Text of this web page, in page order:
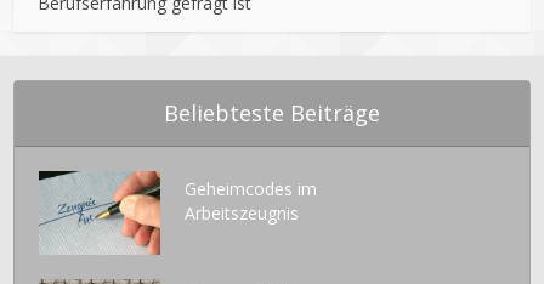
Beliebteste Beiträge
Geheimcodes im
Arbeitszeugnis